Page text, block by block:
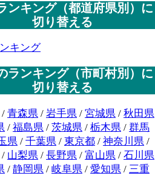
ンキング（都道府県別）に
切り替える
キング
ランキング（市町村別）に
切り替える
/ 青森県 / 岩手県 / 宮城県 / 秋田県
/ 福島県 / 茨城県 / 栃木県 / 群馬
県 / 千葉県 / 東京都 / 神奈川県 /
/ 山梨県 / 長野県 / 富山県 / 石川県
/ 静岡県 / 岐阜県 / 愛知県 / 三重